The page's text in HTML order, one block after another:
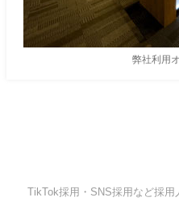
弊社利用
TikTok採用・SNS採用など採用